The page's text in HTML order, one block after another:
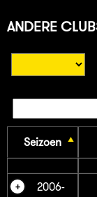
ANDERE
Seizoen
2006-